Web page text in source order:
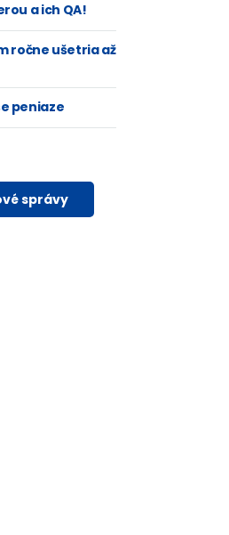
a ich QA!
ročne ušetria až
peniaze
správy